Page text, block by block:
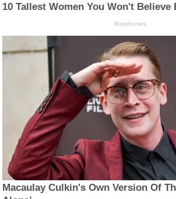
10 Tallest Women You Won't Believe
Brainberries
Macaulay Culkin's Own Version Of